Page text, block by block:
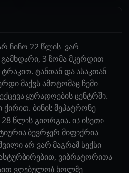
ნინო 22 წლის. ვარ
3 ზომა მკერდით
ტანთან და ასაკთან
მაქვს ამოტომაც ჩემი
ყურადღების ცენტრში.
ბინის მეპატრონე
28 წლის გიორგია. ის ისეთი
ბევრჯერ მიფიქრია
არ ვარ მაგრამ სექსი
ვიბრატორითა
ვღებულობ ხოლმე